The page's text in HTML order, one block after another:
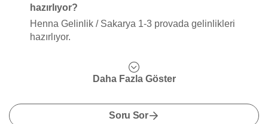
hazırlıyor?
Henna Gelinlik / Sakarya 1-3 provada gelinlikleri
hazırlıyor.
Daha Fazla Göster
Soru Sor